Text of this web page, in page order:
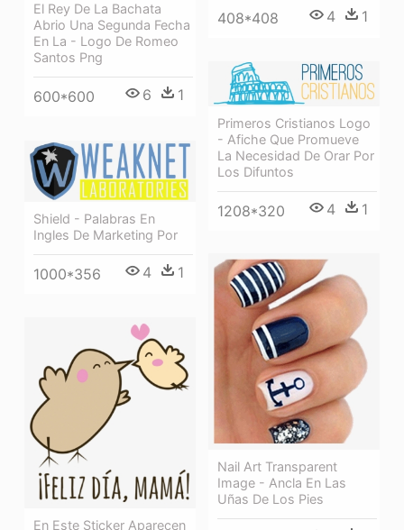
El Rey De La Bachata
Abrio Una Segunda Fecha
En La - Logo De Romeo
Santos Png
600*600 6 1
408*408 4 1
Primeros Cristianos Logo
- Afiche Que Promueve
La Necesidad De Orar Por
Los Difuntos
1208*320 4 1
Shield - Palabras En
Ingles De Marketing Por
1000*356 4 1
Nail Art Transparent
Image - Ancla En Las
Uñas De Los Pies
En Este Sticker Aparecen